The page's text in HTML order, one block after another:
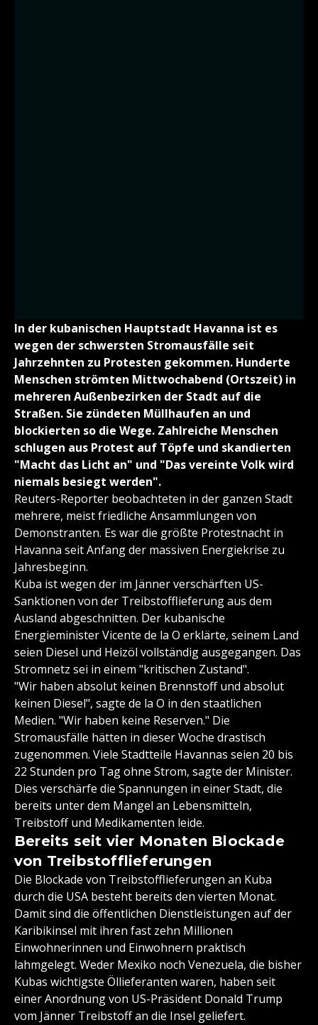
In der kubanischen Hauptstadt Havanna ist es
wegen der schwersten Stromausfälle seit
Jahrzehnten zu Protesten gekommen. Hunderte
Menschen strömten Mittwochabend (Ortszeit) in
mehreren Außenbezirken der Stadt auf die
Straßen. Sie zündeten Müllhaufen an und
blockierten so die Wege. Zahlreiche Menschen
schlugen aus Protest auf Töpfe und skandierten
"Macht das Licht an" und "Das vereinte Volk wird
niemals besiegt werden".
Reuters-Reporter beobachteten in der ganzen Stadt
mehrere, meist friedliche Ansammlungen von
Demonstranten. Es war die größte Protestnacht in
Havanna seit Anfang der massiven Energiekrise zu
Jahresbeginn.
Kuba ist wegen der im Jänner verschärften US-
Sanktionen von der Treibstofflieferung aus dem
Ausland abgeschnitten. Der kubanische
Energieminister Vicente de la O erklärte, seinem Land
seien Diesel und Heizöl vollständig ausgegangen. Das
Stromnetz sei in einem "kritischen Zustand".
"Wir haben absolut keinen Brennstoff und absolut
keinen Diesel", sagte de la O in den staatlichen
Medien. "Wir haben keine Reserven." Die
Stromausfälle hätten in dieser Woche drastisch
zugenommen. Viele Stadtteile Havannas seien 20 bis
22 Stunden pro Tag ohne Strom, sagte der Minister.
Dies verschärfe die Spannungen in einer Stadt, die
bereits unter dem Mangel an Lebensmitteln,
Treibstoff und Medikamenten leide.
Bereits seit vier Monaten Blockade
von Treibstofflieferungen
Die Blockade von Treibstofflieferungen an Kuba
durch die USA besteht bereits den vierten Monat.
Damit sind die öffentlichen Dienstleistungen auf der
Karibikinsel mit ihren fast zehn Millionen
Einwohnerinnen und Einwohnern praktisch
lahmgelegt. Weder Mexiko noch Venezuela, die bisher
Kubas wichtigste Öllieferanten waren, haben seit
einer Anordnung von US-Präsident Donald Trump
vom Jänner Treibstoff an die Insel geliefert.